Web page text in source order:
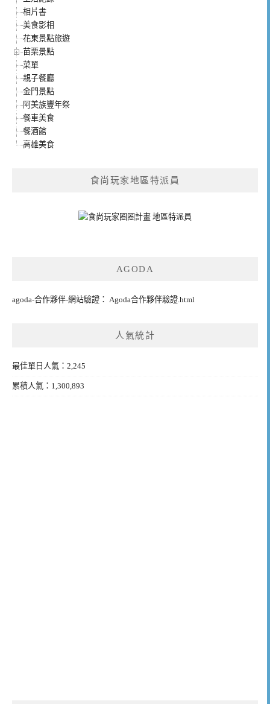
相片書
美食影相
花東景點旅遊
苗栗景點
菜單
親子餐廳
金門景點
阿美族豐年祭
餐車美食
餐酒館
高雄美食
食尚玩家地區特派員
AGODA
agoda-合作夥伴-網站驗證： Agoda合作夥伴驗證.html
人氣統計
最佳單日人氣：2,245
累積人氣：1,300,893